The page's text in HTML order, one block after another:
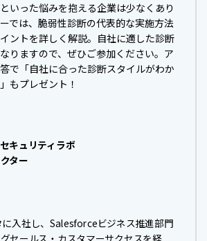
いった悩みを抱える企業は少なくあり
では、脆弱性診断の代表的な実施方法
ントを詳しく解説。自社に適した診断
りますので、ぜひご参加ください。ア
で「自社に合った診断スタイルがわか
もプレゼント！
キュリティラボ
ター
入社し、Salesforceビジネス推進部門
セールス・カスタマーサクセスを経